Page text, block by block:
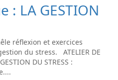
: LA GESTION
réflexion et exercices
du stress. ATELIER DE
DU STRESS :